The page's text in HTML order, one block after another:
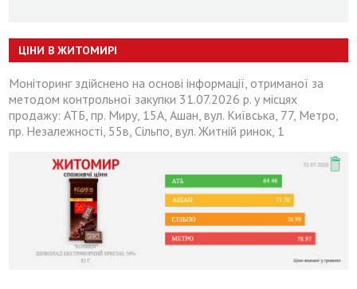
ЦІНИ В ЖИТОМИРІ
Моніторинг здійснено на основі інформації, отриманої за
методом контрольної закупки 31.07.2026 р. у місцях
продажу: АТБ, пр. Миру, 15А, Ашан, вул. Київська, 77, Метро,
пр. Незалежності, 55в, Сільпо, вул. Житній ринок, 1